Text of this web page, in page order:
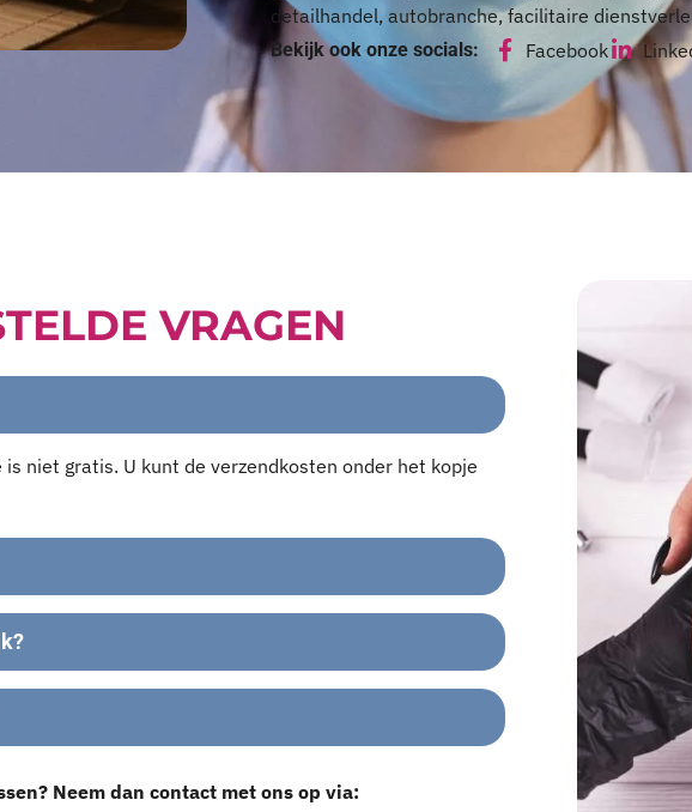
detailhandel, autobranche, facilitaire
Bekijk ook onze socials: Facebook
VRAGEN
niet gratis. U kunt de verzendkosten onder het kopje
Neem dan contact met ons op via: